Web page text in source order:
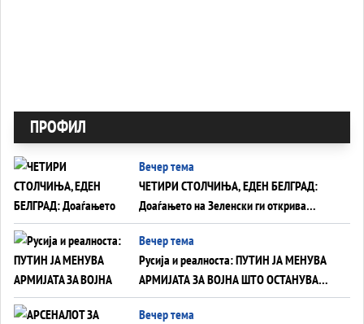
ПРОФИЛ
Вечер тема
ЧЕТИРИ СТОЛЧИЊА, ЕДЕН БЕЛГРАД:
Доаѓањето на Зеленски ги открива
тајните на политиката на балансирање
на Вучиќ
Вечер тема
Русија и реалноста: ПУТИН ЈА МЕНУВА
АРМИЈАТА ЗА ВОЈНА ШТО ОСТАНУВА
БЕЗ ФРОНТ
Вечер тема